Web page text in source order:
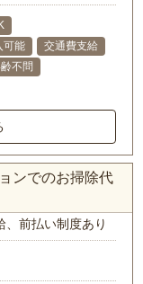
可能
交通費支給
不問
ンでのお掃除代
、前払い制度あり